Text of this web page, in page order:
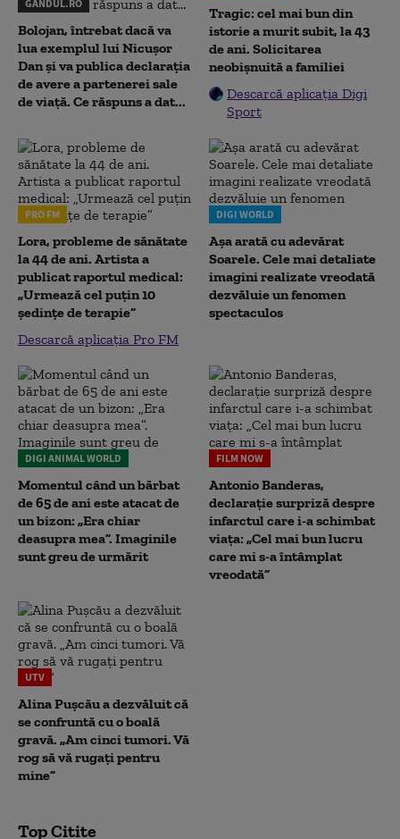
GANDUL.RO
Bolojan, întrebat dacă va
lua exemplul lui Nicușor
Dan și va publica declarația
de avere a partenerei sale
de viață. Ce răspuns a dat...
Tragic: cel mai bun din
istorie a murit subit, la 43
de ani. Solicitarea
neobișnuită a familiei
Descarcă aplicația Digi
Sport
PRO FM
Lora, probleme de sănătate
la 44 de ani. Artista a
publicat raportul medical:
„Urmează cel puțin 10
ședințe de terapie”
Descarcă aplicația Pro FM
DIGI WORLD
Așa arată cu adevărat
Soarele. Cele mai detaliate
imagini realizate vreodată
dezvăluie un fenomen
spectaculos
DIGI ANIMAL WORLD
Momentul când un bărbat
de 65 de ani este atacat de
un bizon: „Era chiar
deasupra mea”. Imaginile
sunt greu de urmărit
FILM NOW
Antonio Banderas,
declarație surpriză despre
infarctul care i-a schimbat
viața: „Cel mai bun lucru
care mi s-a întâmplat
vreodată”
UTV
Alina Pușcău a dezvăluit că
se confruntă cu o boală
gravă. „Am cinci tumori. Vă
rog să vă rugați pentru
mine”
Top Citite